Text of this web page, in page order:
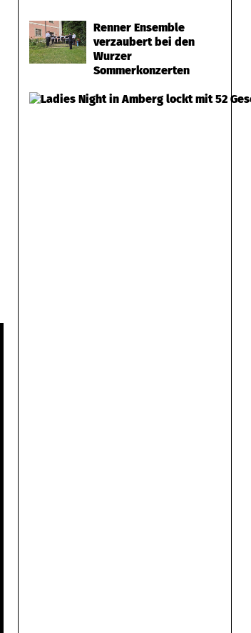
Renner Ensemble
verzaubert bei den
Wurzer
Sommerkonzerten